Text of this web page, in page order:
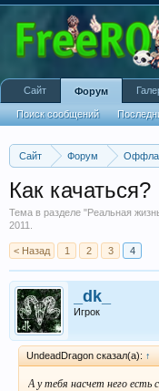
Сайт Форум
Как качаться?
Тема в разделе "Реальная
2011
< Назад 1 2 3 4
_dk_
Игрок
UndeadDragon сказал(а): ↑
А у тебя насчет него есть
Сайт Форум
Поиск сообщений